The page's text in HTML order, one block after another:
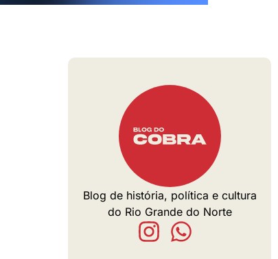
Blog de história, política e cultura
do Rio Grande do Norte